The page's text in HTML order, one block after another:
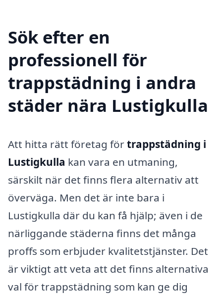
Sök efter en
professionell för
trappstädning i andra
städer nära Lustigkulla
Att hitta rätt företag förtrappstädning i
Lustigkulla kan vara en utmaning,
särskilt när det finns flera alternativ att
överväga. Men det är inte bara i
Lustigkulla där du kan få hjälp; även i de
närliggande städerna finns det många
proffs som erbjuder kvalitetstjänster. Det
är viktigt att veta att det finns alternativa
val för trappstädning som kan ge dig